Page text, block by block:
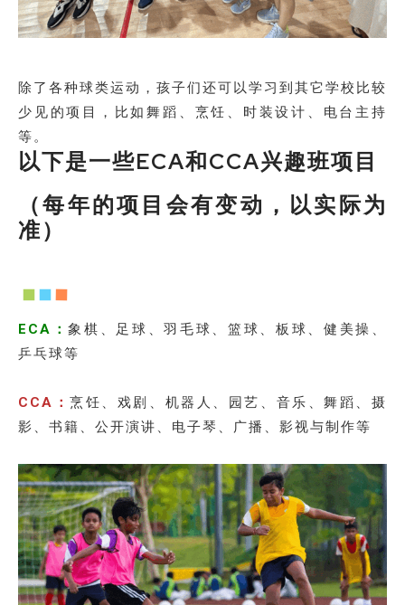
除了各种球类运动，孩子们还可以学习到其它学校比较
少见的项目，比如舞蹈、烹饪、时装设计、电台主持
等。
以下是一些ECA和CCA兴趣班项目
（每年的项目会有变动，以实际为
准）
ECA：象棋、足球、羽毛球、篮球、板球、健美操、
乒乓球等
CCA：烹饪、戏剧、机器人、园艺、音乐、舞蹈、摄
影、书籍、公开演讲、电子琴、广播、影视与制作等